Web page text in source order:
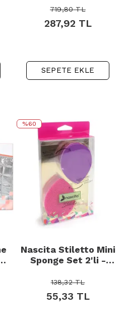
719,80TL
287,92 TL
SEPETE EKLE
%60
Nascita Stiletto Mini
Sponge Set 2'li -
138,32TL
55,33 TL